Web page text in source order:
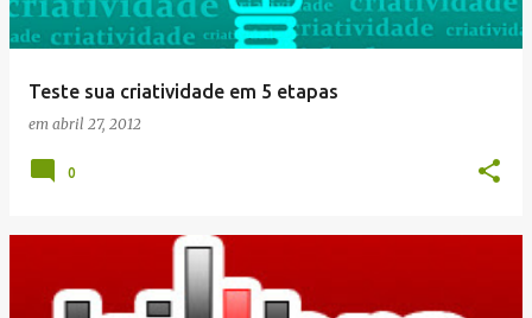
Teste sua criatividade em 5 etapas
em abril 27, 2012
0